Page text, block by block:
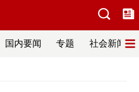
国内要闻 专题 社会新闻